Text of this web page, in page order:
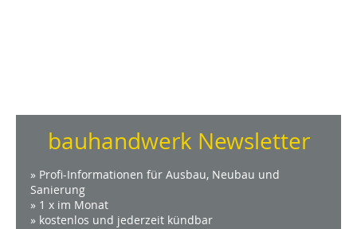
bauhandwerk Newsletter
» Profi-Informationen für Ausbau, Neubau und
Sanierung
» 1 x im Monat
» kostenlos und jederzeit kündbar